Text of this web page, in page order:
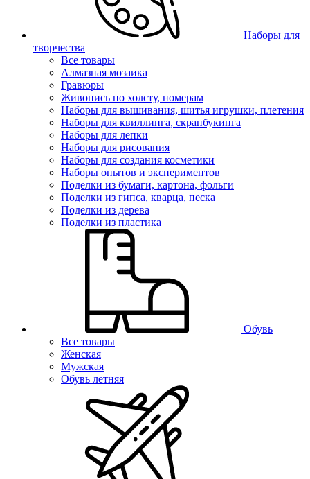
Наборы для
творчества
Все товары
Алмазная мозаика
Гравюры
Живопись по холсту, номерам
Наборы для вышивания, шитья игрушки, плетения
Наборы для квиллинга, скрапбукинга
Наборы для лепки
Наборы для рисования
Наборы для создания косметики
Наборы опытов и экспериментов
Поделки из бумаги, картона, фольги
Поделки из гипса, кварца, песка
Поделки из дерева
Поделки из пластика
Обувь
Все товары
Женская
Мужская
Обувь летняя